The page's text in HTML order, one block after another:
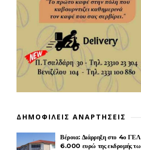
ΔΗΜΟΦΙΛΕΙΣ ΑΝΑΡΤΗΣΕΙΣ
Βέροια: Διάρρηξη στο 4ο
6.000 ευρώ της εκδρομής